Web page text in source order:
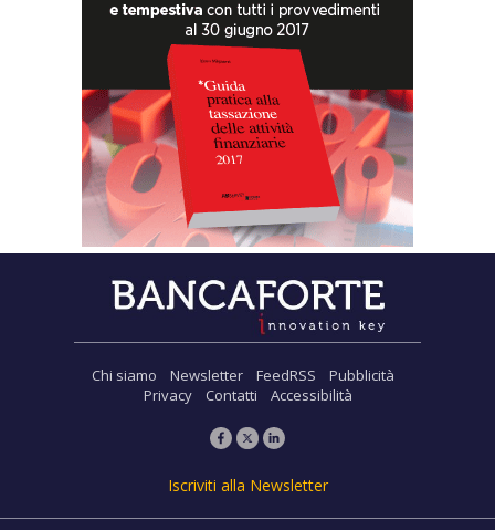
Chi siamo Newsletter FeedRSS
Pubblicità
Privacy
Contatti Accessibilità
Iscriviti alla Newsletter